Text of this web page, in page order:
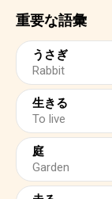
重要な語彙
うさぎ
Rabbit
生きる
To live
庭
Garden